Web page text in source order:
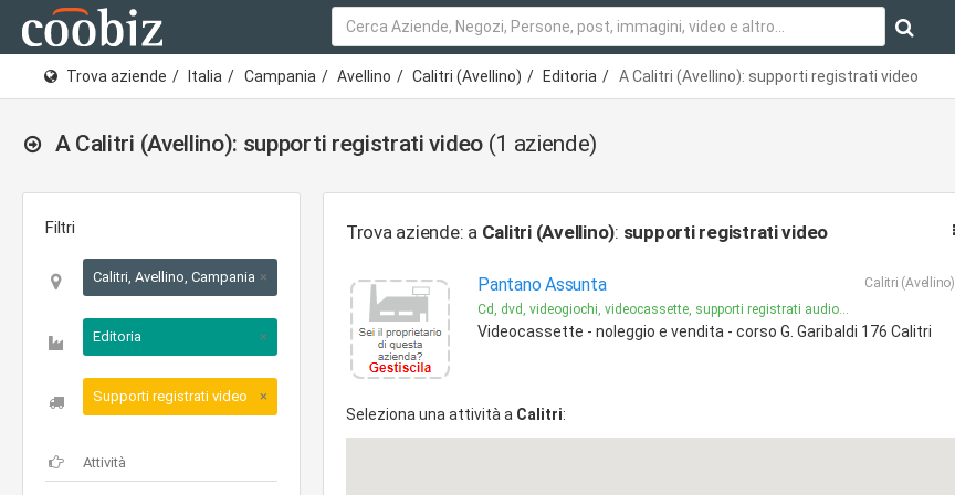
Trova aziende Italia Campania Avellino Calitri (Avellino) Editoria A Calitri (Avellino): supporti registrati video
A Calitri (Avellino): supporti registrati video (1 aziende)
Filtri
Calitri, Avellino, Campania ×
Editoria ×
Supporti registrati video ×
Trova aziende: a Calitri (Avellino): supporti registrati video
Pantano Assunta
Calitri (Avellino)
Cd, dvd, videogiochi, videocassette, supporti registrati audio...
Videocassette - noleggio e vendita - corso G. Garibaldi 176 Calitri
Seleziona una attività a Calitri: